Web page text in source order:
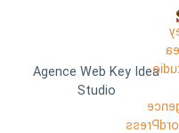
Agence Web Key Idea
Studio